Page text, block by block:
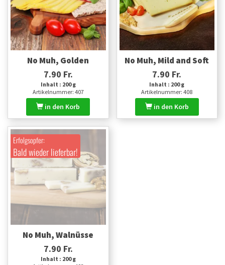
No Muh, Golden
7.90 Fr.
Inhalt : 200 g
Artikelnummer: 407
in den Korb
No Muh, Mild and Soft
7.90 Fr.
Inhalt : 200 g
Artikelnummer: 408
in den Korb
Erfolgsopfer:
Bald wieder lieferbar!
No Muh, Walnüsse
7.90 Fr.
Inhalt : 200 g